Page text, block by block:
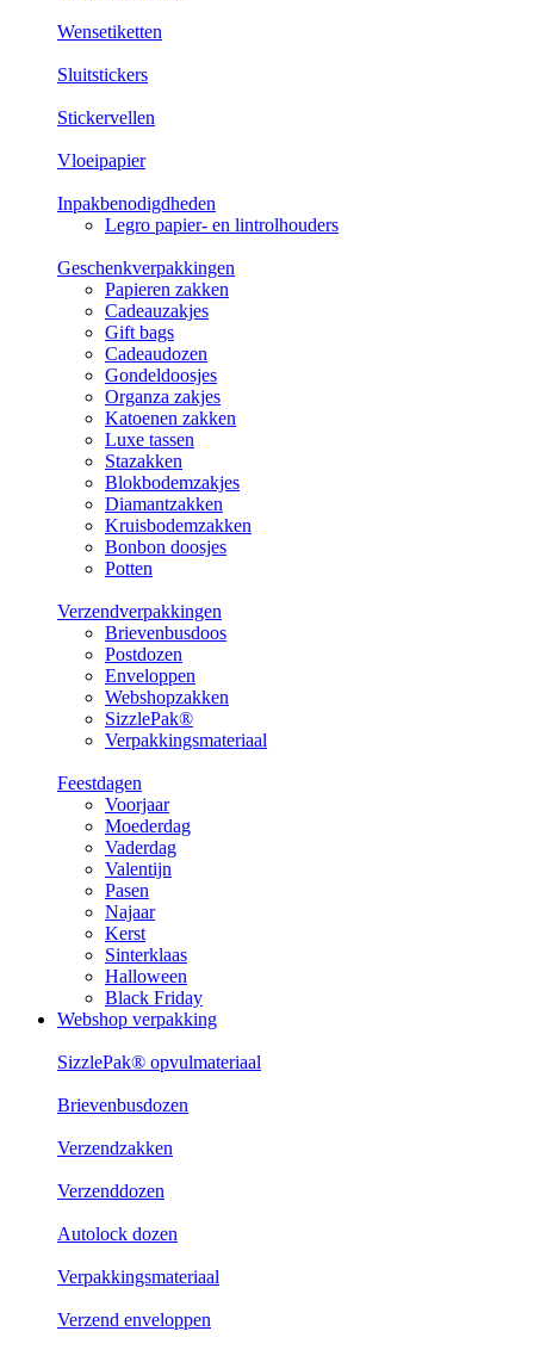
Wensetiketten
Sluitstickers
Stickervellen
Vloeipapier
Inpakbenodigdheden
Legro papier- en lintrolhouders
Geschenkverpakkingen
Papieren zakken
Cadeauzakjes
Gift bags
Cadeaudozen
Gondeldoosjes
Organza zakjes
Katoenen zakken
Luxe tassen
Stazakken
Blokbodemzakjes
Diamantzakken
Kruisbodemzakken
Bonbon doosjes
Potten
Verzendverpakkingen
Brievenbusdoos
Postdozen
Enveloppen
Webshopzakken
SizzlePak®
Verpakkingsmateriaal
Feestdagen
Voorjaar
Moederdag
Vaderdag
Valentijn
Pasen
Najaar
Kerst
Sinterklaas
Halloween
Black Friday
Webshop verpakking
SizzlePak® opvulmateriaal
Brievenbusdozen
Verzendzakken
Verzenddozen
Autolock dozen
Verpakkingsmateriaal
Verzend enveloppen